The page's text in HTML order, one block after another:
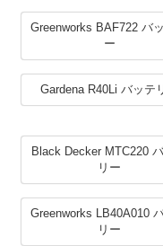
Greenworks BAF722 バ
ー
Gardena R40Li バッテ
Black Decker MTC220
リー
Greenworks LB40A010
リー